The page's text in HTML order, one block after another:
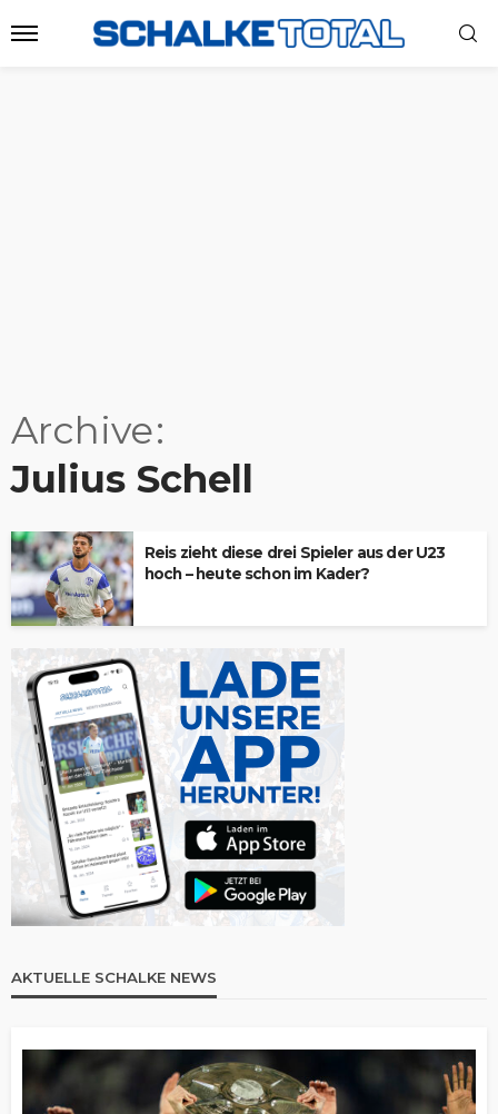
Archive
Julius Schell
Reis zieht diese drei Spieler aus der U23
hoch – heute schon im Kader?
AKTUELLE SCHALKE NEWS